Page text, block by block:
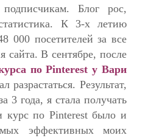
Блог рос,
К 3-х летию
000 посетителей за все
сайта. В сентябре, после
по Pinterest у Вари
разрастаться. Результат,
3 года, я стала получать
курс по Pinterest было и
эффективных моих